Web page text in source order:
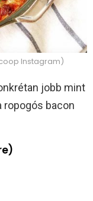
Instagram)
jobb mint
ropogós bacon